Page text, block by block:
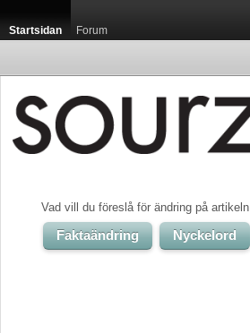
Startsidan Forum
Vad vill du föreslå för ändring på artikeln
Faktaändring Nyckelord